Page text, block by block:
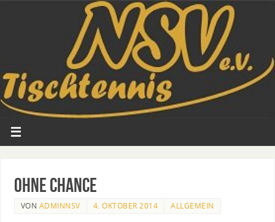
Ohne Chance
VON ADMINNSV 4. OKTOBER 2014 ALLGEMEIN